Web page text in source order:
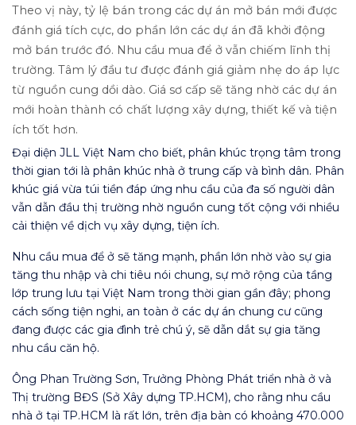
Theo vị này, tỷ lệ bán trong các dự án mở bán mới được
đánh giá tích cực, do phần lớn các dự án đã khởi động
mở bán trước đó. Nhu cầu mua để ở vẫn chiếm lĩnh thị
trường. Tâm lý đầu tư được đánh giá giảm nhẹ do áp lực
từ nguồn cung dồi dào. Giá sơ cấp sẽ tăng nhờ các dự án
mới hoàn thành có chất lượng xây dựng, thiết kế và tiện
ích tốt hơn.
Đại diện JLL Việt Nam cho biết, phân khúc trọng tâm trong
thời gian tới là phân khúc nhà ở trung cấp và bình dân. Phân
khúc giá vừa túi tiền đáp ứng nhu cầu của đa số người dân
vẫn dẫn đầu thị trường nhờ nguồn cung tốt cộng với nhiều
cải thiện về dịch vụ xây dựng, tiện ích.
Nhu cầu mua để ở sẽ tăng mạnh, phần lớn nhờ vào sự gia
tăng thu nhập và chi tiêu nói chung, sự mở rộng của tầng
lớp trung lưu tại Việt Nam trong thời gian gần đây; phong
cách sống tiện nghi, an toàn ở các dự án chung cư cũng
đang được các gia đình trẻ chú ý, sẽ dẫn dắt sự gia tăng
nhu cầu căn hộ.
Ông Phan Trường Sơn, Trưởng Phòng Phát triển nhà ở và
Thị trường BĐS (Sở Xây dựng TP.HCM), cho rằng nhu cầu
nhà ở tại TP.HCM là rất lớn, trên địa bàn có khoảng 470.000